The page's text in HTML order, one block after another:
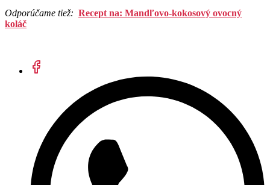
Odporúčame tiež: Recept na: Mandľovo-kokosový ovocný
koláč